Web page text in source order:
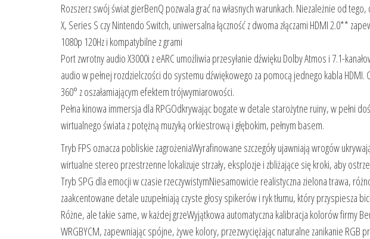
Rozszerz swój świat gierBenQ pozwala grać na własnych warunkach. Niezależnie od
X, Series S czy Nintendo Switch, uniwersalna łączność z dwoma złączami HDMI 2.0**
1080p 120Hz i kompatybilne z grami
Port zwrotny audio X3000i z eARC umożliwia przesyłanie dźwięku Dolby Atmos i 7.1-
audio w pełnej rozdzielczości do systemu dźwiękowego za pomocą jednego kabla
360° z oszałamiającym efektem trójwymiarowości.
Pełna kinowa immersja dla RPGOdkrywając bogate w detale starożytne ruiny, w pełni
wirtualnego świata z potężną muzyką orkiestrową i głębokim, pełnym basem.
Tryb FPS oznacza pobliskie zagrożeniaWyrafinowane szczegóły ujawniają wrogów
wirtualne stereo przestrzenne lokalizuje strzały, eksplozje i zbliżające się kroki, aby
Tryb SPG dla emocji w czasie rzeczywistymNiesamowicie realistyczna zielona trawa,
zaakcentowane detale uzupełniają czyste głosy spikerów i ryk tłumu, który przyspiesza
Różne, ale takie same, w każdej grzeWyjątkowa automatyczna kalibracja kolorów firmy
WRGBYCM, zapewniając spójne, żywe kolory, przezwyciężając naturalne zanikanie RGB